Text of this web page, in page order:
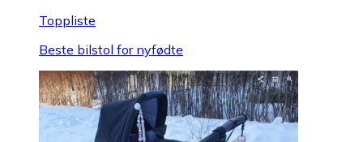
Toppliste
Beste bilstol for nyfødte